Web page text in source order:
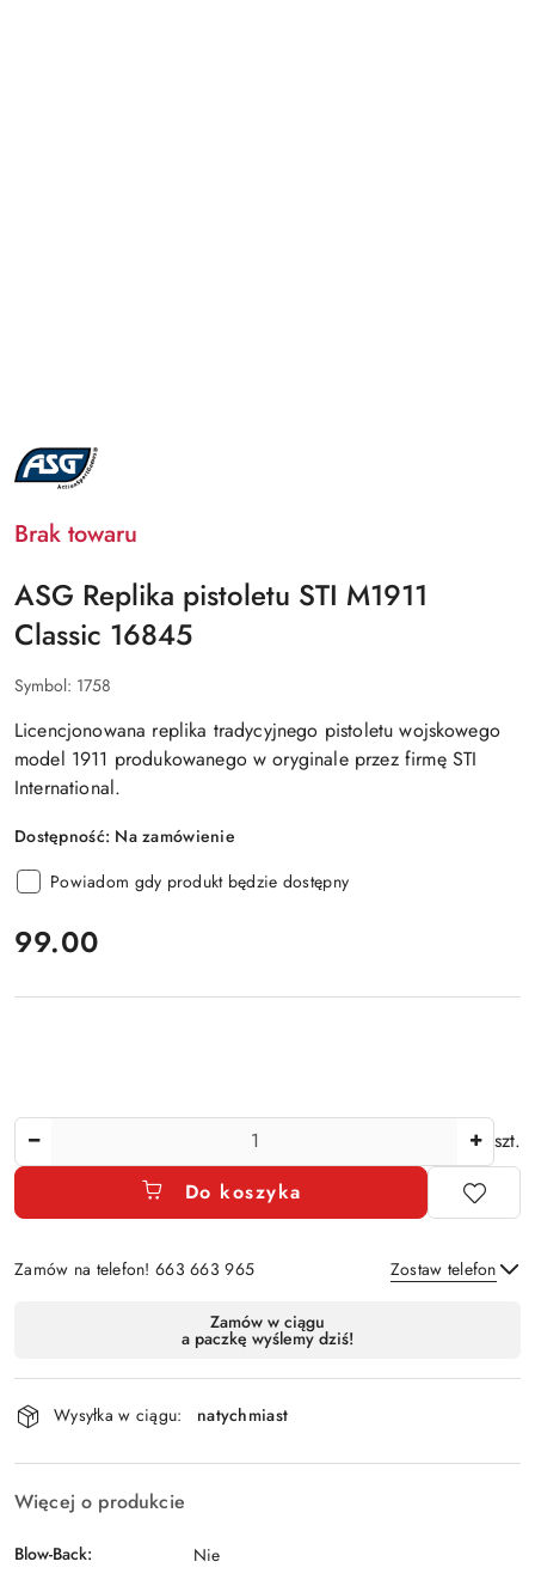
NAZWA
PRODUCENTA:
ASG
Brak towaru
ASG Replika pistoletu STI M1911
Classic 16845
Symbol: 1758
Licencjonowana replika tradycyjnego pistoletu wojskowego
model 1911 produkowanego w oryginale przez firmę STI
International.
Dostępność: Na zamówienie
Powiadom gdy produkt będzie dostępny
cena:
99.00
szt.
Do koszyka
Zamów na telefon! 663 663 965 Zostaw telefon
Wyślij
dostawa
Zamów w ciągu
a paczkę wyślemy dziś!
Wysyłka w ciągu: natychmiast
Więcej o produkcie
Blow-Back:
Nie